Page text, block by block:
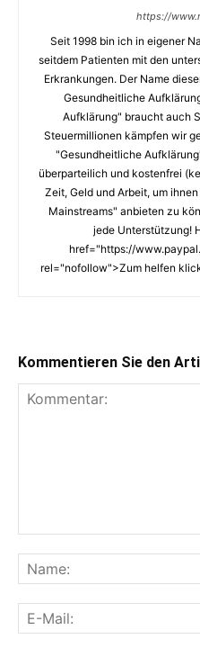
https://
Seit 1998 bin ich in eigener
seitdem Patienten mit den
Erkrankungen. Der Name
Gesundheitliche
Aufklärung" braucht auch
Steuermillionen kämpfen wir
"Gesundheitliche
überparteilich und kostenfrei
Zeit, Geld und Arbeit, um
Mainstreams" anbieten zu
jede Unterstützung!
href="https://
rel="nofollow">Zum helfen
Kommentieren Sie den